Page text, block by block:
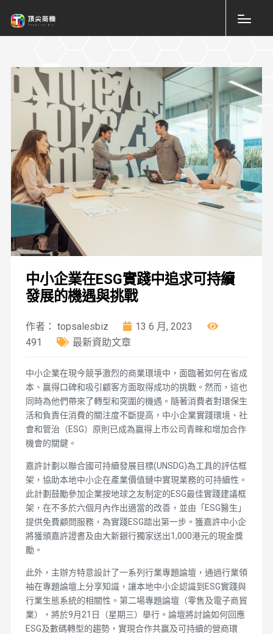
中小企業在ESG實踐中追求可持續
發展的機遇與挑戰
作者： topsalesbiz
13 6 月, 2023
491
最新資助文章
中小企業在現今競爭激烈的商業環境中，面臨著如何在省成
本、贏得口碑和吸引顧客方面取得成功的挑戰。然而，這也
同時為他們帶來了轉型和突圍的機遇。隨著消費者對環保生
活和負責任消費的關注度不斷提高，中小企業實踐環境、社
會和管治（ESG）原則已成為贏得上市公司青睞和增加合作
機會的關鍵。
嘉許計劃以聯合國可持續發展目標(UNSDG)為工具的評估框
架，協助本地中小企在產業價值鏈中實現業務的可持續性。
此計劃鼓勵參加企業按地球之友制定的ESG最佳實踐建議框
架，在不多於六個月內作出適當的改善，並由「ESG醫生」
提供免費顧問服務，為實踐ESG踏出第一步。獲嘉許中小企
將獲頒嘉許證書及由大新銀行獨家送出1,000港元的現金獎
勵。
此外，主辦方特意設計了一系列行業專題論壇，通過行業領
袖在專題論壇上分享知識，讓本地中小企認識到ESG實踐與
行業生態系統的相關性。第二場專題論壇（零售及電子商貿
業），將於9月21日（星期三）舉行。論壇將討論如何回應
ESG及數碼轉型的趨勢，實現合作共贏及可持續的營商環